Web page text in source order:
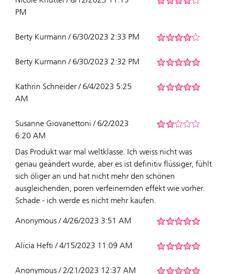
PM
Berty Kurmann / 6/30/2023 2:33 PM
Berty Kurmann / 6/30/2023 2:32 PM
Kathrin Schneider / 6/4/2023 5:25
AM
Susanne Giovanettoni / 6/2/2023
6:20 AM
Das Produkt war mal weltklasse. Ich weiss nicht was
genau geändert wurde, aber es ist definitiv flüssiger, fühlt
sich öliger an und hat nicht mehr den schönen
ausgleichenden, poren verfeinernden effekt wie vorher.
Schade - ich werde es nicht mehr kaufen.
Anonymous / 4/26/2023 3:51 AM
Alicia Hefti / 4/15/2023 11:09 AM
Anonymous / 2/21/2023 12:37 AM